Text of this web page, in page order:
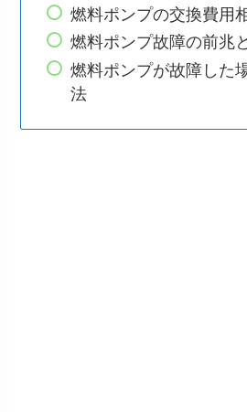
燃料ポンプの交換費用
燃料ポンプ故障の前兆
燃料ポンプが故障した
法